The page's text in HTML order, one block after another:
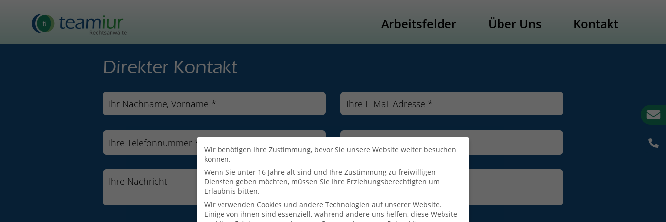
Arbeitsfelder Über Uns Kontakt
Direkter Kontakt
Wir benötigen Ihre Zustimmung, bevor Sie unsere Website weiter besuchen
können.
Wenn Sie unter 16 Jahre alt sind und Ihre Zustimmung zu freiwilligen
Diensten geben möchten, müssen Sie Ihre Erziehungsberechtigten um
Erlaubnis bitten.
Wir verwenden Cookies und andere Technologien auf unserer Website.
Einige von ihnen sind essenziell, während andere uns helfen, diese Website